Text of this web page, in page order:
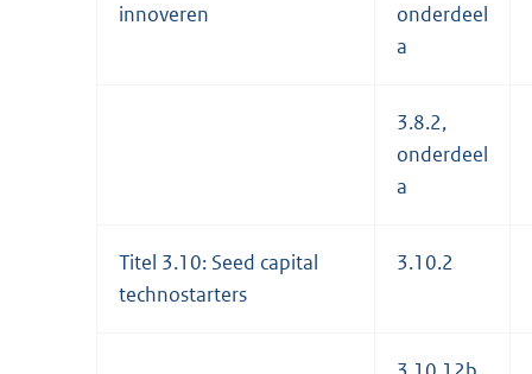
innoveren
onderdeel
a
3.8.2,
onderdeel
a
Titel 3.10: Seed capital
technostarters
3.10.2